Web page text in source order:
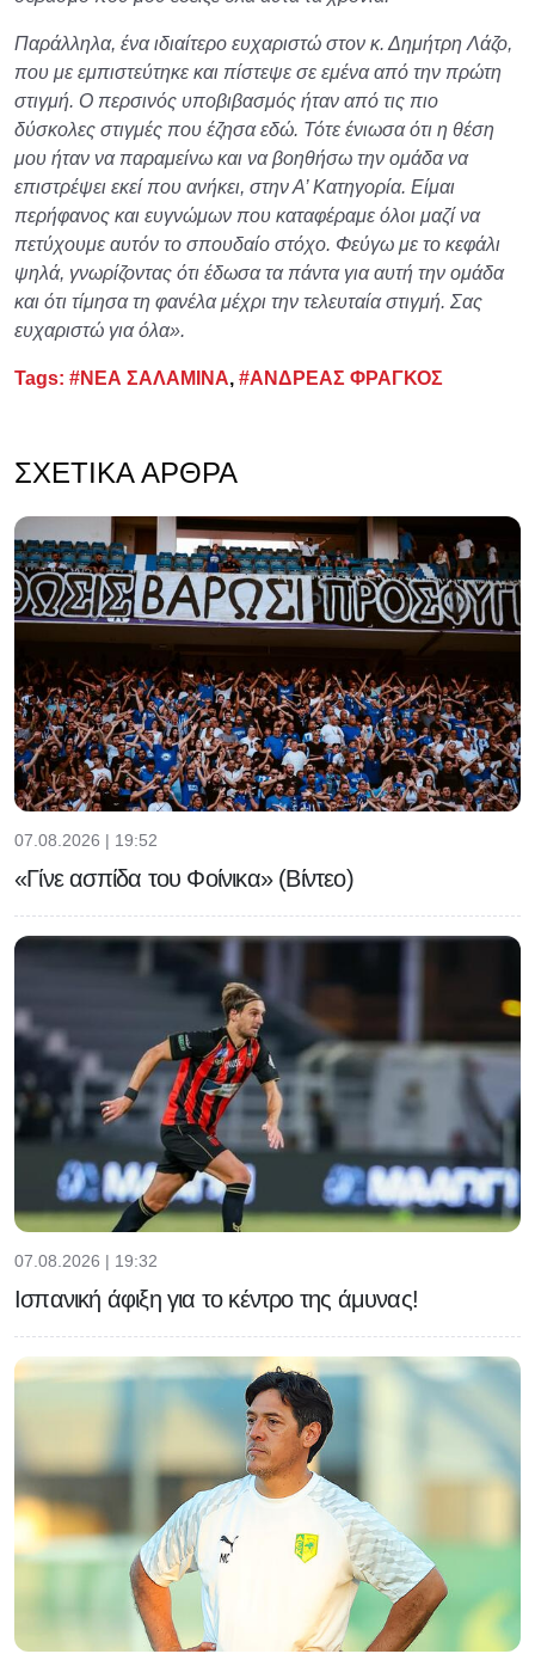
Παράλληλα, ένα ιδιαίτερο ευχαριστώ στον κ. Δημήτρη Λάζο,
που με εμπιστεύτηκε και πίστεψε σε εμένα από την πρώτη
στιγμή. Ο περσινός υποβιβασμός ήταν από τις πιο
δύσκολες στιγμές που έζησα εδώ. Τότε ένιωσα ότι η θέση
μου ήταν να παραμείνω και να βοηθήσω την ομάδα να
επιστρέψει εκεί που ανήκει, στην Α’ Κατηγορία. Είμαι
περήφανος και ευγνώμων που καταφέραμε όλοι μαζί να
πετύχουμε αυτόν το σπουδαίο στόχο. Φεύγω με το κεφάλι
ψηλά, γνωρίζοντας ότι έδωσα τα πάντα για αυτή την ομάδα
και ότι τίμησα τη φανέλα μέχρι την τελευταία στιγμή. Σας
ευχαριστώ για όλα».
Tags: #ΝΕΑ ΣΑΛΑΜΙΝΑ, #ΑΝΔΡΕΑΣ ΦΡΑΓΚΟΣ
ΣΧΕΤΙΚΆ ΆΡΘΡΑ
07.08.2026 | 19:52
«Γίνε ασπίδα του Φοίνικα» (Βίντεο)
07.08.2026 | 19:32
Ισπανική άφιξη για το κέντρο της άμυνας!